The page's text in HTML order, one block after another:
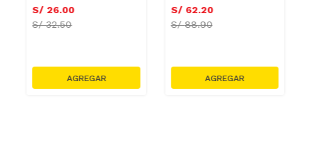
S/ 26.00
S/32.50
S/ 62.20
S/88.90